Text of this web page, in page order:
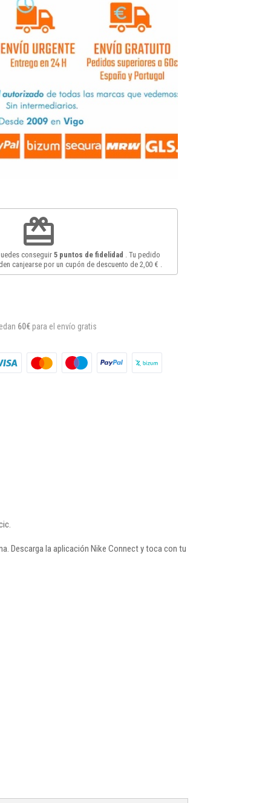
redeem
conseguir 5 puntos de fidelidad . Tu pedido
canjearse por un cupón de descuento de 2,00 €
60€para el envío gratis
Descarga la aplicación Nike Connect y toca con tu